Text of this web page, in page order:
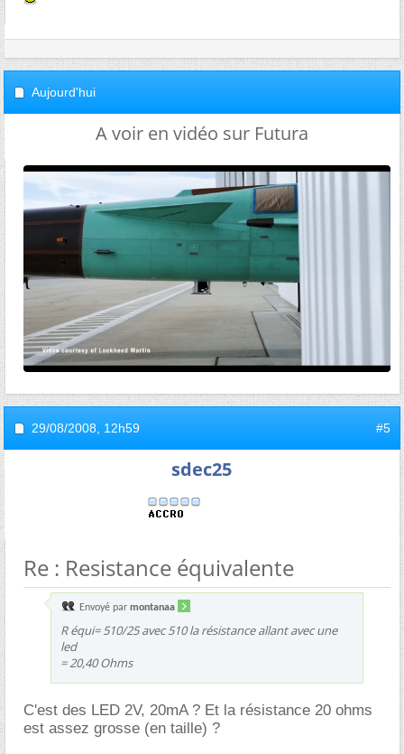
Aujourd'hui
A voir en vidéo sur Futura
29/08/2008, 12h59 #5
sdec25
Re : Resistance équivalente
Envoyé par montanaa
R équi= 510/25 avec 510 la résistance allant avec une
led
= 20,40 Ohms
C'est des LED 2V, 20mA ? Et la résistance 20 ohms
est assez grosse (en taille) ?